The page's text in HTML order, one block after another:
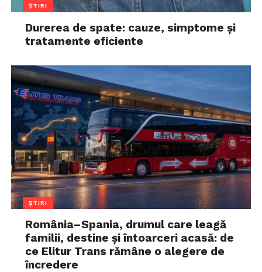
ȘTIRI
Durerea de spate: cauze, simptome și
tratamente eficiente
ȘTIRI
România–Spania, drumul care leagă
familii, destine și întoarceri acasă: de
ce Elitur Trans rămâne o alegere de
încredere